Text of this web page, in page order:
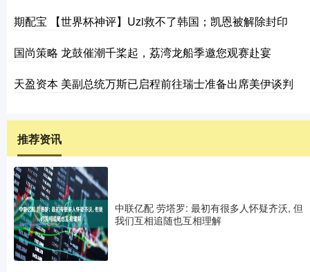
期配宝 【世界杯神评】Uzi救不了韩国；凯恩被解除封印
国尚策略 龙鼓催潮千桨起，荔湾龙船季邀您观赛赴宴
天盈资本 美副总统万斯已启程前往瑞士准备出席美伊谈判
推荐资讯
中联亿配 劳塔罗: 最初有很多人怀疑齐沃, 但
我们互相追随也互相理解